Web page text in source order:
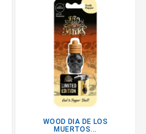
WOOD DIA DE LOS
MUERTOS...